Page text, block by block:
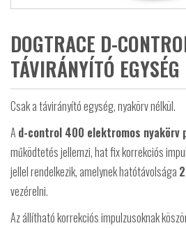
DOGTRACE D-
TÁVIRÁNYÍTÓ EGYSÉG
Csak a távirányító egység, nyakörv nélkül.
A d-control 400 elektromos nyakörv
működtetés jellemzi, hat fix korrekciós
jellel rendelkezik, amelynek hatótávolsága
vezérelni.
Az állítható korrekciós impulzusoknak